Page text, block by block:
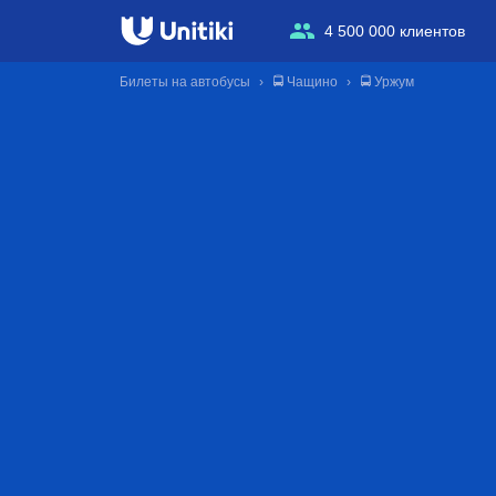
4 500 000 клиентов
Билеты на автобусы 🚍 Чащино 🚍 Уржум